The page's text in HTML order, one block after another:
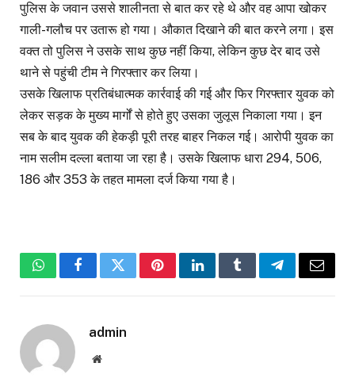
पुलिस के जवान उससे शालीनता से बात कर रहे थे और वह आपा खोकर
गाली-गलौच पर उतारू हो गया। औकात दिखाने की बात करने लगा। इस
वक्त तो पुलिस ने उसके साथ कुछ नहीं किया, लेकिन कुछ देर बाद उसे
थाने से पहुंची टीम ने गिरफ्तार कर लिया।
उसके खिलाफ प्रतिबंधात्मक कार्रवाई की गई और फिर गिरफ्तार युवक को
लेकर सड़क के मुख्य मार्गों से होते हुए उसका जुलूस निकाला गया। इन
सब के बाद युवक की हेकड़ी पूरी तरह बाहर निकल गई। आरोपी युवक का
नाम सलीम दल्ला बताया जा रहा है। उसके खिलाफ धारा 294, 506,
186 और 353 के तहत मामला दर्ज किया गया है।
WhatsAppFacebookTwitterPinterestLinkedInTumblrTelegramEmail
admin
Website